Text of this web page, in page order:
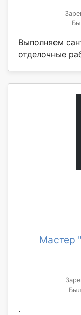
Выполняем
отделочные
Мастер
.